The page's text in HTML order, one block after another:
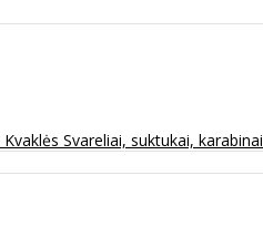
Kvaklės Svareliai, suktukai, karabinai